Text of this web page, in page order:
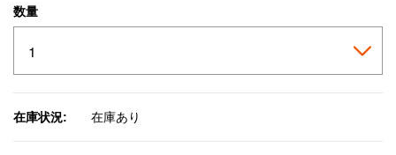
数量
在庫状況: 在庫あり